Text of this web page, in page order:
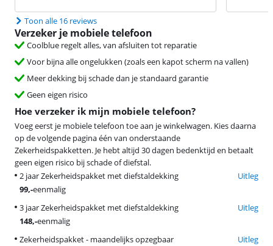
Toon alle 16 reviews
Verzeker je mobiele telefoon
Coolblue regelt alles, van afsluiten tot reparatie
Voor bijna alle ongelukken (zoals een kapot scherm na vallen)
Meer dekking bij schade dan je standaard garantie
Geen eigen risico
Hoe verzeker ik mijn mobiele telefoon?
Voeg eerst je mobiele telefoon toe aan je winkelwagen. Kies daarna
op de volgende pagina één van onderstaande
Zekerheidspakketten. Je hebt altijd 30 dagen bedenktijd en betaalt
geen eigen risico bij schade of diefstal.
2 jaar Zekerheidspakket met diefstaldekking
Uitleg
99,-eenmalig
3 jaar Zekerheidspakket met diefstaldekking
Uitleg
148,-eenmalig
Zekerheidspakket - maandelijks opzegbaar
Uitleg